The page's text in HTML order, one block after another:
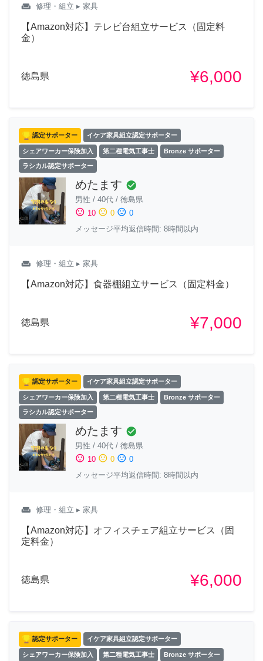
weekend 修理・組立 ▸ 家具
【Amazon対応】テレビ台組立サービス（固定料
金）
徳島県 ¥6,000
認定サポーター イケア家具組立認定サポーター
シェアワーカー保険加入 第二種電気工事士 Bronze サポーター
ラシカル認定サポーター
めたます check_circle
男性 / 40代 / 徳島県
sentiment_satisfied 10 sentiment_neutral 0 sentiment_dissatisfied 0
メッセージ平均返信時間: 8時間以内
weekend 修理・組立 ▸ 家具
【Amazon対応】食器棚組立サービス（固定料金）
徳島県 ¥7,000
認定サポーター イケア家具組立認定サポーター
シェアワーカー保険加入 第二種電気工事士 Bronze サポーター
ラシカル認定サポーター
めたます check_circle
男性 / 40代 / 徳島県
sentiment_satisfied 10 sentiment_neutral 0 sentiment_dissatisfied 0
メッセージ平均返信時間: 8時間以内
weekend 修理・組立 ▸ 家具
【Amazon対応】オフィスチェア組立サービス（固
定料金）
徳島県 ¥6,000
認定サポーター イケア家具組立認定サポーター
シェアワーカー保険加入 第二種電気工事士 Bronze サポーター